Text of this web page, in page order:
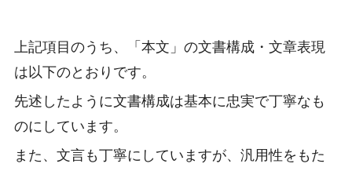
上記項目のうち、「本文」の文書構成・文章表現
は以下のとおりです。
先述したように文書構成は基本に忠実で丁寧なも
のにしています。
また、文言も丁寧にしていますが、汎用性をもた